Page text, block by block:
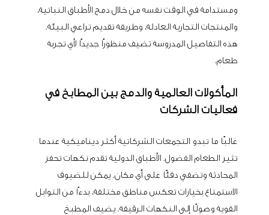
ومستدامة في الوقت نفسه من خلال دمج الأطباق النباتية،
والمنتجات التجارية العادلة، وطريقة تقديم تراعي البيئة.
هذه التفاصيل المدروسة تضيف منظورًا جديدًا لأي تجربة
طعام.
المأكولات العالمية والدمج بين المطابخ في
فعاليات الشركات
غالبًا ما تبدو التجمعات الشركاتية أكثر ديناميكية عندما
تثير الطعام الفضول. الأطباق الدولية تقدم نكهات تحفز
المحادثة وتضفي دفئًا على أي مكان. يمكن للضيوف
الاستمتاع بخيارات تعكس مناطق مختلفة، بدءًا من التوابل
القوية وصولًا إلى النكهات الرقيقة. يضيف المطبخ